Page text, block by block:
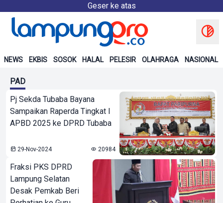
Geser ke atas
NEWS EKBIS SOSOK HALAL PELESIR OLAHRAGA NASIONAL
PAD
Pj Sekda Tubaba Bayana
Sampaikan Raperda Tingkat I
APBD 2025 ke DPRD Tubaba
29-Nov-2024 20984
Fraksi PKS DPRD
Lampung Selatan
Desak Pemkab Beri